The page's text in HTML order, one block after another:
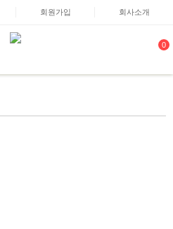
회원가입 회사소개
0